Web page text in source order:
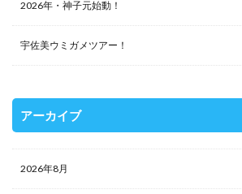
2026年・神子元始動！
宇佐美ウミガメツアー！
アーカイブ
2026年8月